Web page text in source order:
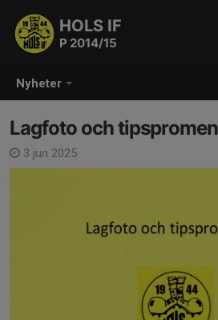
Nyheter
HOLS IF
P 2014/15
Lagfoto och
3 jun 2025